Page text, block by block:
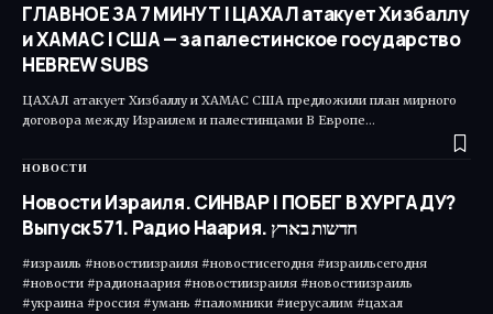
ГЛАВНОЕ ЗА 7 МИНУТ | ЦАХАЛ атакует Хизбаллу
и ХАМАС | США — за палестинское государство
HEBREW SUBS
ЦАХАЛ атакует Хизбаллу и ХАМАС США предложили план мирного
договора между Израилем и палестинцами В Европе…
НОВОСТИ
Новости Израиля. СИНВАР | ПОБЕГ В ХУРГАДУ?
Выпуск 571. Радио Наария. חדשות בארץ
#израиль #новостиизраиля #новостисегодня #израильсегодня
#новости #радионаария #новостиизраиля #новостиизраиль
#украина #россия #умань #паломники #иерусалим #цахал